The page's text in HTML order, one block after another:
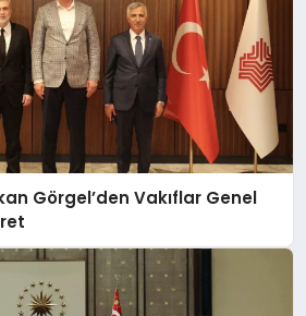
Görgel’den Vakıflar Genel